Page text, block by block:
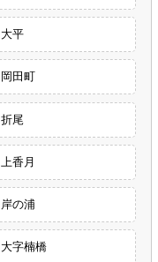
大平
岡田町
折尾
上香月
岸の浦
大字楠橋